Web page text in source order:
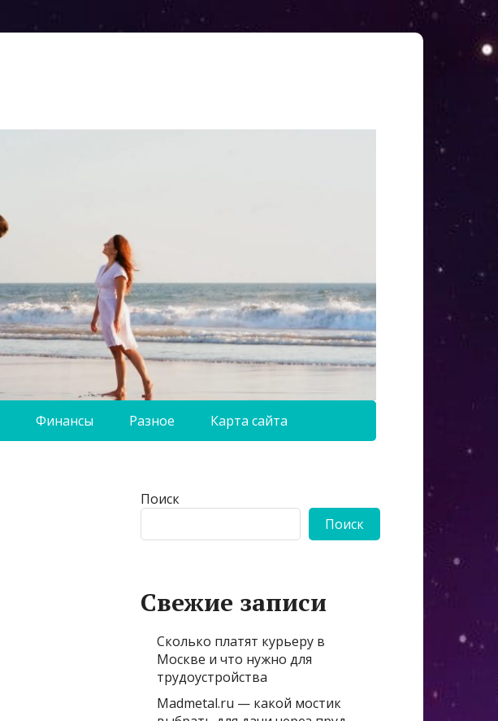
Финансы Разное Карта сайта
Поиск
Поиск
Свежие записи
Сколько платят курьеру в
Москве и что нужно для
трудоустройства
Madmetal.ru — какой мостик